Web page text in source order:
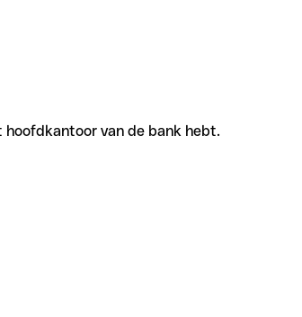
hoofdkantoor van de bank hebt.